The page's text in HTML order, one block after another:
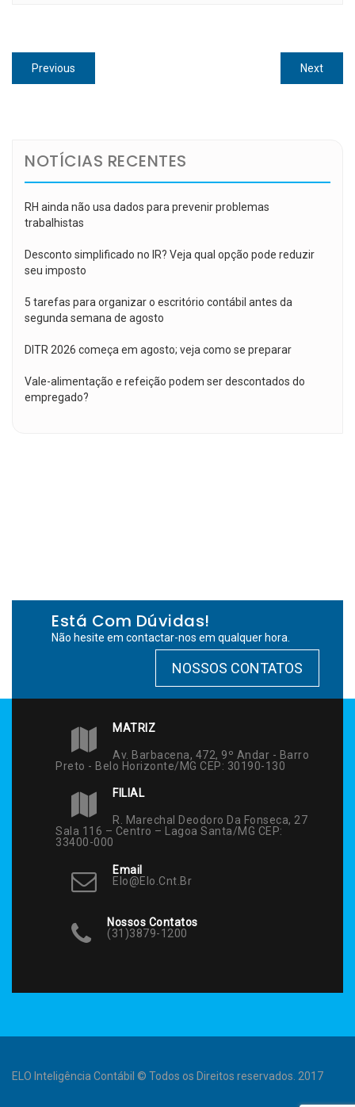
Navegação
de
Previous
post:
NextNext
post:
NOTÍCIAS RECENTES
RH ainda não usa dados para prevenir problemas
trabalhistas
Desconto simplificado no IR? Veja qual opção pode reduzir
seu imposto
5 tarefas para organizar o escritório contábil antes da
segunda semana de agosto
DITR 2026 começa em agosto; veja como se preparar
Vale-alimentação e refeição podem ser descontados do
empregado?
Está Com Dúvidas!
Não hesite em contactar-nos em qualquer hora.
NOSSOS CONTATOS
MATRIZ
Av. Barbacena, 472, 9º Andar - Barro
Preto - Belo Horizonte/MG CEP: 30190-130
FILIAL
R. Marechal Deodoro Da Fonseca, 27
Sala 116 – Centro – Lagoa Santa/MG CEP:
33400-000
Email
Elo@elo.cnt.br
Nossos Contatos
(31)3879-1200
ELO Inteligência Contábil © Todos os Direitos reservados. 2017